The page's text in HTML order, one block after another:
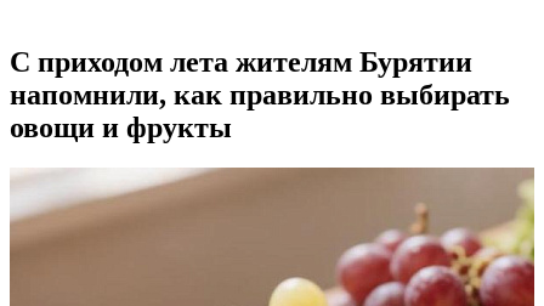
С приходом лета жителям Бурятии
напомнили, как правильно выбирать
овощи и фрукты